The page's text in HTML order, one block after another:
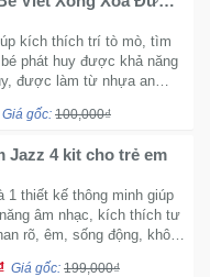
kích thích trí tò mò, tìm
phát huy được khả năng
được làm từ nhựa an
Giá gốc: 100,000₫
Jazz 4 kit cho trẻ em
1 thiết kế thông minh giúp
âm nhạc, kích thích tư
rõ, êm, sống động, không
Giá gốc: 199,000₫